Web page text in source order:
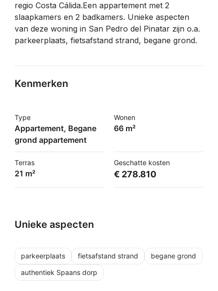
regio Costa Cálida.Een appartement met 2
slaapkamers en 2 badkamers. Unieke aspecten
van deze woning in San Pedro del Pinatar zijn o.a.
parkeerplaats, fietsafstand strand, begane grond.
Kenmerken
Type
Appartement, Begane
grond appartement
Wonen
66 m²
Terras
21 m²
Geschatte kosten
€ 278.810
Unieke aspecten
parkeerplaats fietsafstand strand
begane grond
authentiek Spaans dorp